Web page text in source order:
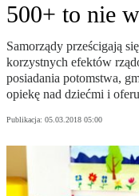
500+ to nie
Samorządy prześcigają
korzystnych efektów
posiadania potomstwa,
opiekę nad dziećmi i
Publikacja: 05.03.2018 05:00